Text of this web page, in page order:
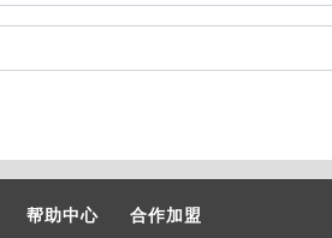
帮助中心 合作加盟